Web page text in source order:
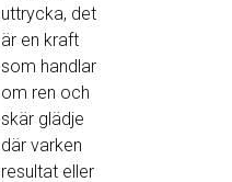
uttrycka, det
är en kraft
som handlar
om ren och
skär glädje
där varken
resultat eller